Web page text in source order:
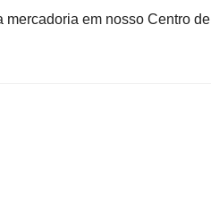
mercadoria em nosso Centro de